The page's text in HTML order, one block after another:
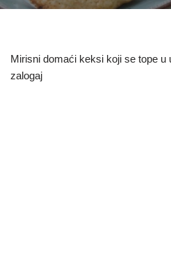
Mirisni domaći keksi koji se tope u
zalogaj